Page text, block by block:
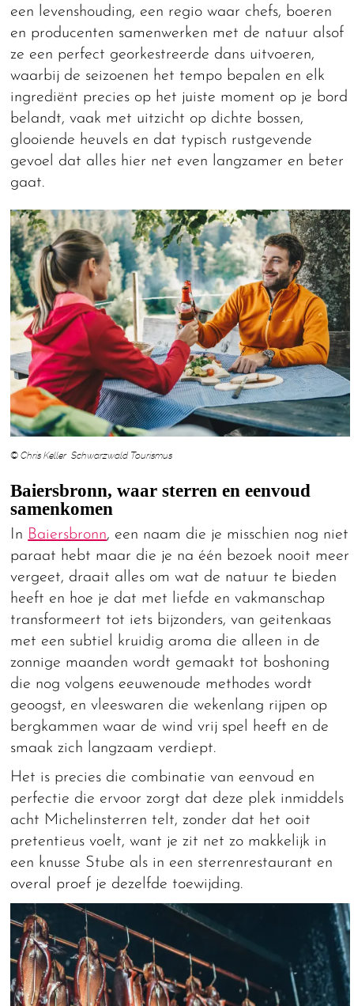
een levenshouding, een regio waar chefs, boeren
en producenten samenwerken met de natuur alsof
ze een perfect georkestreerde dans uitvoeren,
waarbij de seizoenen het tempo bepalen en elk
ingrediënt precies op het juiste moment op je bord
belandt, vaak met uitzicht op dichte bossen,
glooiende heuvels en dat typisch rustgevende
gevoel dat alles hier net even langzamer en beter
gaat.
© Chris Keller Schwarzwald Tourismus
Baiersbronn, waar sterren en eenvoud
samenkomen
In Baiersbronn, een naam die je misschien nog niet
paraat hebt maar die je na één bezoek nooit meer
vergeet, draait alles om wat de natuur te bieden
heeft en hoe je dat met liefde en vakmanschap
transformeert tot iets bijzonders, van geitenkaas
met een subtiel kruidig aroma die alleen in de
zonnige maanden wordt gemaakt tot boshoning
die nog volgens eeuwenoude methodes wordt
geoogst, en vleeswaren die wekenlang rijpen op
bergkammen waar de wind vrij spel heeft en de
smaak zich langzaam verdiept.
Het is precies die combinatie van eenvoud en
perfectie die ervoor zorgt dat deze plek inmiddels
acht Michelinsterren telt, zonder dat het ooit
pretentieus voelt, want je zit net zo makkelijk in
een knusse Stube als in een sterrenrestaurant en
overal proef je dezelfde toewijding.